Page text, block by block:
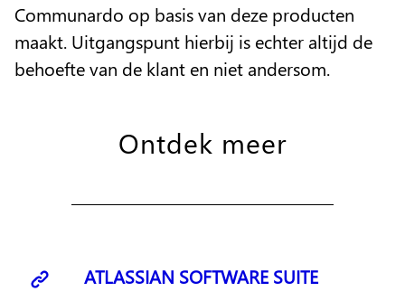
Communardo op basis van deze producten
maakt. Uitgangspunt hierbij is echter altijd de
behoefte van de klant en niet andersom.
Ontdek meer
ATLASSIAN SOFTWARE SUITE